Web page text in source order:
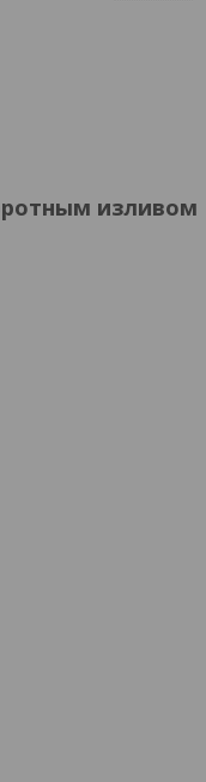
изливом